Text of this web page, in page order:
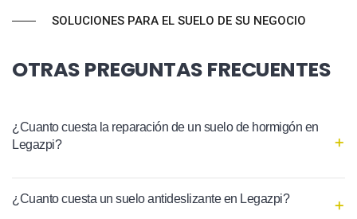
SOLUCIONES PARA EL SUELO DE SU NEGOCIO
OTRAS PREGUNTAS FRECUENTES
¿Cuanto cuesta la reparación de un suelo de hormigón en
Legazpi?
¿Cuanto cuesta un suelo antideslizante en Legazpi?